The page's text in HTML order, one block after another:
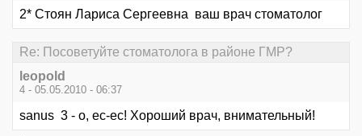
2* Стоян Лариса Сергеевна ваш врач стоматолог
Re: Посоветуйте стоматолога в районе ГМР?
leopold
4 - 05.05.2010 - 06:37
sanus 3 - о, ес-ес! Хороший врач, внимательный!